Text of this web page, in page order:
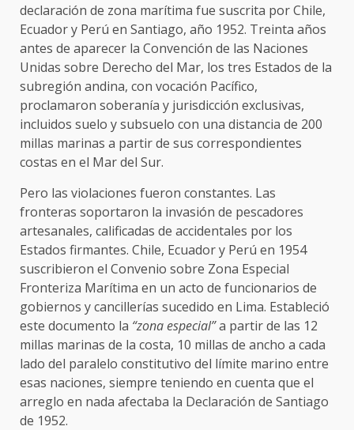
declaración de zona marítima fue suscrita por Chile,
Ecuador y Perú en Santiago, año 1952. Treinta años
antes de aparecer la Convención de las Naciones
Unidas sobre Derecho del Mar, los tres Estados de la
subregión andina, con vocación Pacífico,
proclamaron soberanía y jurisdicción exclusivas,
incluidos suelo y subsuelo con una distancia de 200
millas marinas a partir de sus correspondientes
costas en el Mar del Sur.
Pero las violaciones fueron constantes. Las
fronteras soportaron la invasión de pescadores
artesanales, calificadas de accidentales por los
Estados firmantes. Chile, Ecuador y Perú en 1954
suscribieron el Convenio sobre Zona Especial
Fronteriza Marítima en un acto de funcionarios de
gobiernos y cancillerías sucedido en Lima. Estableció
este documento la “zona especial”a partir de las 12
millas marinas de la costa, 10 millas de ancho a cada
lado del paralelo constitutivo del límite marino entre
esas naciones, siempre teniendo en cuenta que el
arreglo en nada afectaba la Declaración de Santiago
de 1952.